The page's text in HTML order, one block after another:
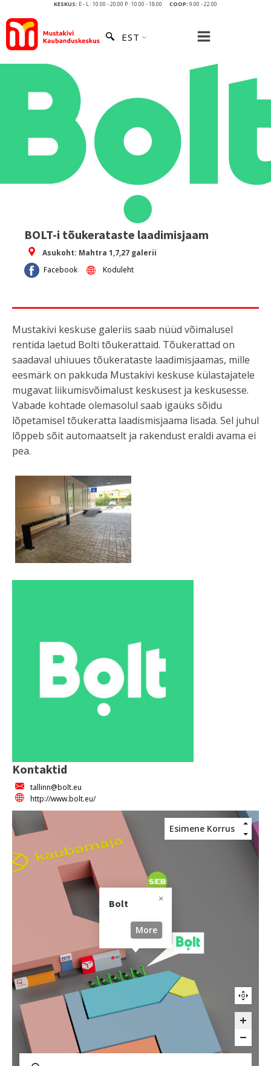
KESKUS: E - L : 10.00 - 20.00 P : 10.00 - 18.00 COOP: 9.00 - 22.00
EST
BOLT-i tõukerataste laadimisjaam
Asukoht: Mahtra 1,7,27 galerii
Facebook
Koduleht
Mustakivi keskuse galeriis saab nüüd võimalusel
rentida laetud Bolti tõukerattaid. Tõukerattad on
saadaval uhiuues tõukerataste laadimisjaamas, mille
eesmärk on pakkuda Mustakivi keskuse külastajatele
mugavat liikumisvõimalust keskusest ja keskusesse.
Vabade kohtade olemasolul saab igaüks sõidu
lõpetamisel tõukeratta laadismisjaama lisada. Sel juhul
lõppeb sõit automaatselt ja rakendust eraldi avama ei
pea.
Kontaktid
tallinn@bolt.eu
http://www.bolt.eu/
Bolt
More